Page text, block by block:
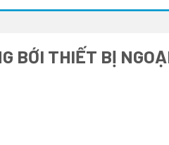
BỚI THIẾT BỊ